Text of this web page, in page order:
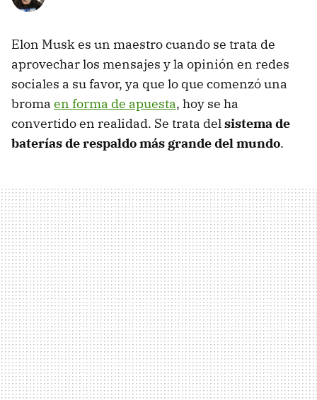
Elon Musk es un maestro cuando se trata de
aprovechar los mensajes y la opinión en redes
sociales a su favor, ya que lo que comenzó una
broma en forma de apuesta, hoy se ha
convertido en realidad. Se trata delsistema de
baterías de respaldo más grande del mundo.